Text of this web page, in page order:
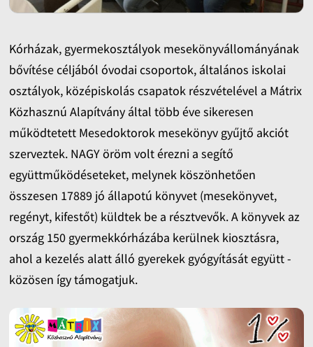
Kórházak, gyermekosztályok mesekönyvállományának
bővítése céljából óvodai csoportok, általános iskolai
osztályok, középiskolás csapatok részvételével a Mátrix
Közhasznú Alapítvány által több éve sikeresen
működtetett Mesedoktorok mesekönyv gyűjtő akciót
szerveztek. NAGY öröm volt érezni a segítő
együttműködéseteket, melynek köszönhetően
összesen 17889 jó állapotú könyvet (mesekönyvet,
regényt, kifestőt) küldtek be a résztvevők. A könyvek az
ország 150 gyermekkórházába kerülnek kiosztásra,
ahol a kezelés alatt álló gyerekek gyógyítását együtt -
közösen így támogatjuk.